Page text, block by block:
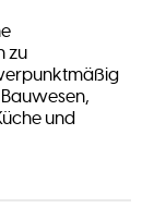
zu
und